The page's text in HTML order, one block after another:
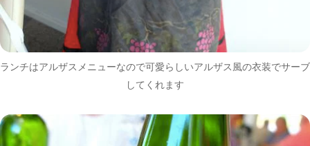
ランチはアルザスメニューなので可愛らしいアルザス風の衣装でサーブ
してくれます